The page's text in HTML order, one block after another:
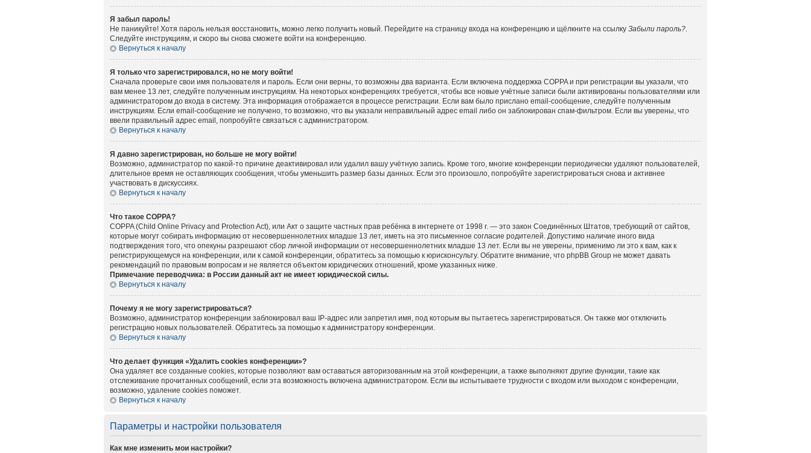
Я забыл пароль!
Не паникуйте! Хотя пароль нельзя восстановить, можно легко получить новый. Перейдите на страницу входа на конференцию и щёлкните на ссылку Забыли пароль?.
Следуйте инструкциям, и скоро вы снова сможете войти на конференцию.
Вернуться к началу
Я только что зарегистрировался, но не могу войти!
Сначала проверьте свои имя пользователя и пароль. Если они верны, то возможны два варианта. Если включена поддержка COPPA и при регистрации вы указали, что
вам менее 13 лет, следуйте полученным инструкциям. На некоторых конференциях требуется, чтобы все новые учётные записи были активированы пользователями или
администратором до входа в систему. Эта информация отображается в процессе регистрации. Если вам было прислано email-сообщение, следуйте полученным
инструкциям. Если email-сообщение не получено, то возможно, что вы указали неправильный адрес email либо он заблокирован спам-фильтром. Если вы уверены, что
ввели правильный адрес email, попробуйте связаться с администратором.
Вернуться к началу
Я давно зарегистрирован, но больше не могу войти!
Возможно, администратор по какой-то причине деактивировал или удалил вашу учётную запись. Кроме того, многие конференции периодически удаляют пользователей,
длительное время не оставляющих сообщения, чтобы уменьшить размер базы данных. Если это произошло, попробуйте зарегистрироваться снова и активнее
участвовать в дискуссиях.
Вернуться к началу
Что такое COPPA?
COPPA (Child Online Privacy and Protection Act), или Акт о защите частных прав ребёнка в интернете от 1998 г. — это закон Соединённых Штатов, требующий от сайтов,
которые могут собирать информацию от несовершеннолетних младше 13 лет, иметь на это письменное согласие родителей. Допустимо наличие иного вида
подтверждения того, что опекуны разрешают сбор личной информации от несовершеннолетних младше 13 лет. Если вы не уверены, применимо ли это к вам, как к
регистрирующемуся на конференции, или к самой конференции, обратитесь за помощью к юрисконсульту. Обратите внимание, что phpBB Group не может давать
рекомендаций по правовым вопросам и не является объектом юридических отношений, кроме указанных ниже.
Примечание переводчика: в России данный акт не имеет юридической силы.
Вернуться к началу
Почему я не могу зарегистрироваться?
Возможно, администратор конференции заблокировал ваш IP-адрес или запретил имя, под которым вы пытаетесь зарегистрироваться. Он также мог отключить
регистрацию новых пользователей. Обратитесь за помощью к администратору конференции.
Вернуться к началу
Что делает функция «Удалить cookies конференции»?
Она удаляет все созданные cookies, которые позволяют вам оставаться авторизованным на этой конференции, а также выполняют другие функции, такие как
отслеживание прочитанных сообщений, если эта возможность включена администратором. Если вы испытываете трудности с входом или выходом с конференции,
возможно, удаление cookies поможет.
Вернуться к началу
Параметры и настройки пользователя
Как мне изменить мои настройки?